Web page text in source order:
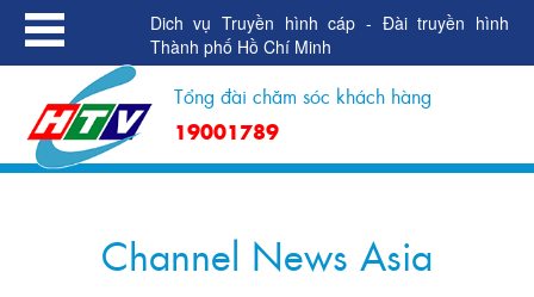
Dich vụ Truyền hình cáp - Đài truyền hình
Thành phố Hồ Chí Minh
Tổng đài chăm sóc khách hàng
19001789
Channel News Asia